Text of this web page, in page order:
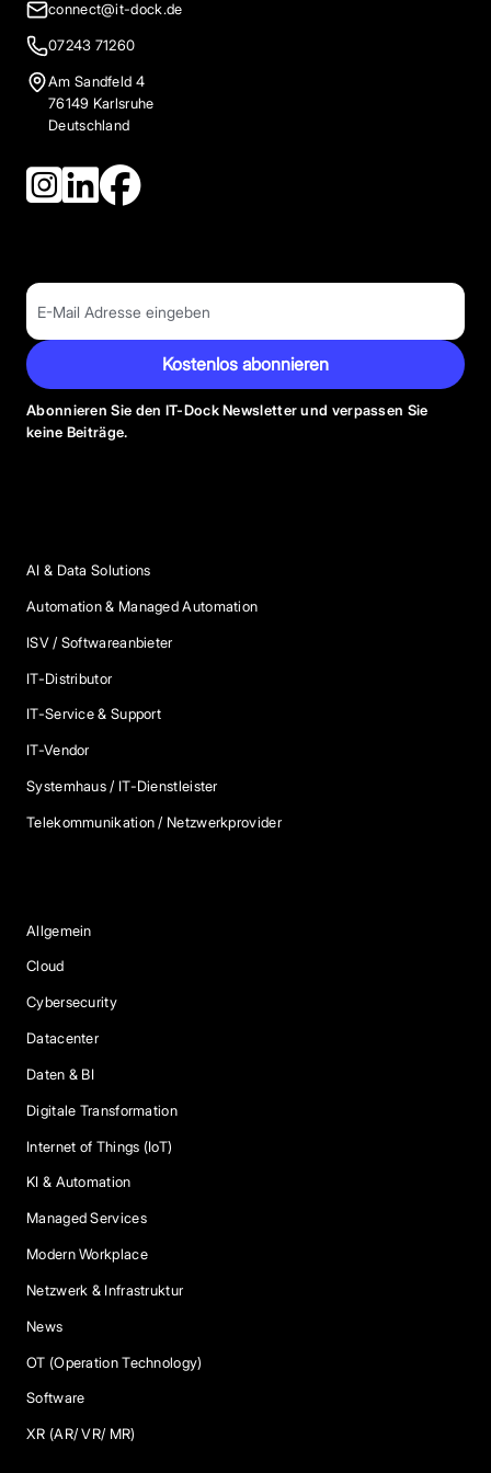
connect@it-dock.de
07243 71260
Am Sandfeld 4
76149 Karlsruhe
Deutschland
Kostenlos abonnieren
Abonnieren Sie den IT-Dock Newsletter und verpassen Sie
keine Beiträge.
AI & Data Solutions
Automation & Managed Automation
ISV / Softwareanbieter
IT-Distributor
IT-Service & Support
IT-Vendor
Systemhaus / IT-Dienstleister
Telekommunikation / Netzwerkprovider
Allgemein
Cloud
Cybersecurity
Datacenter
Daten & BI
Digitale Transformation
Internet of Things (IoT)
KI & Automation
Managed Services
Modern Workplace
Netzwerk & Infrastruktur
News
OT (Operation Technology)
Software
XR (AR/ VR/ MR)